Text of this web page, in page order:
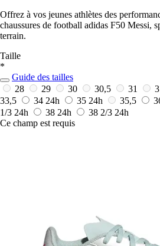
Offrez à vos jeunes athlètes des
chaussures de football adidas F50 Messi,
terrain.
Taille
*
Guide des tailles
28
29 30 30,5 31
33,5
34 24h 35 24h 35,5
1/3 24h 38 24h 38 2/3 24h
Ce champ est requis